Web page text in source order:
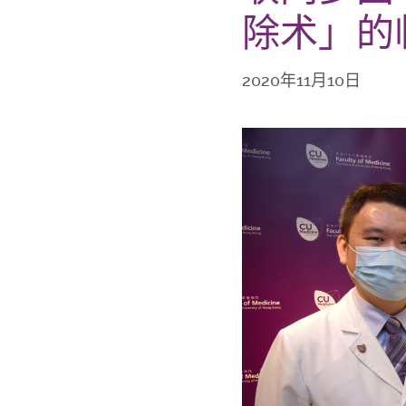
除术」
2020年11月10日